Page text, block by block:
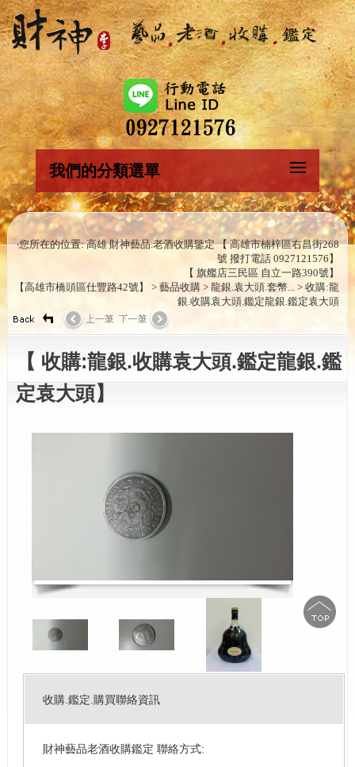
我們的分類選單
‧您所在的位置: 高雄 財神藝品.老酒收購鑒定 【 高雄市楠梓區右昌街268
號 撥打電話 0927121576】
【 旗艦店三民區 自立一路390號】
【高雄市橋頭區仕豐路42號】 > 藝品收購 > 龍銀.袁大頭.套幣... > 收購:龍
銀.收購袁大頭.鑑定龍銀.鑑定袁大頭
【 收購:龍銀.收購袁大頭.鑑定龍銀.鑑
定袁大頭】
收購.鑑定.購買聯絡資訊
財神藝品老酒收購鑑定 聯絡方式: